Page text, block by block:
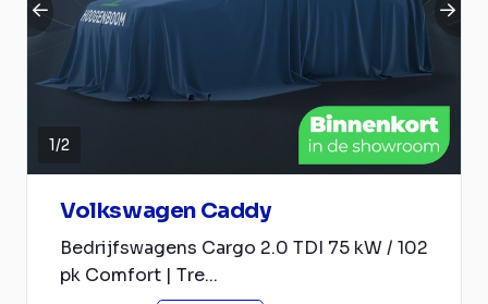
1/2
Volkswagen Caddy
Bedrijfswagens Cargo 2.0 TDI 75 kW / 102
pk Comfort | Tre...